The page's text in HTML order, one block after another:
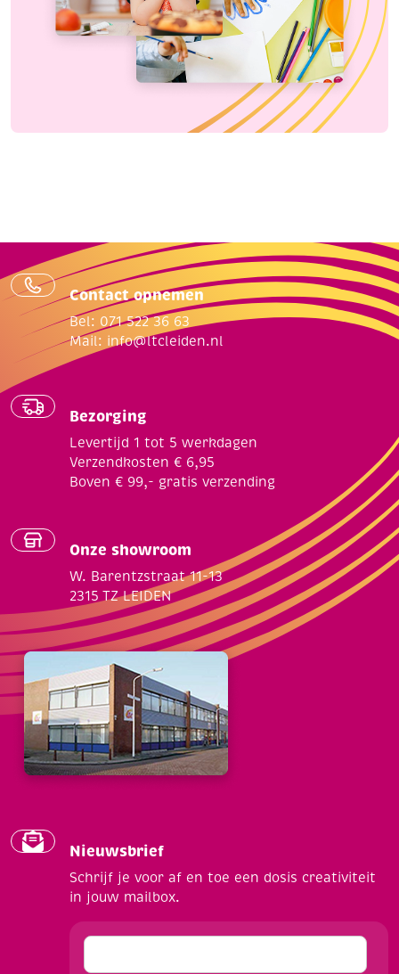
Contact opnemen
Bel: 071 522 36 63
Mail: info@ltcleiden.nl
Bezorging
Levertijd 1 tot 5 werkdagen
Verzendkosten € 6,95
Boven € 99,- gratis verzending
Onze showroom
W. Barentzstraat 11-13
2315 TZ LEIDEN
Nieuwsbrief
Schrijf je voor af en toe een dosis creativiteit
in jouw mailbox.